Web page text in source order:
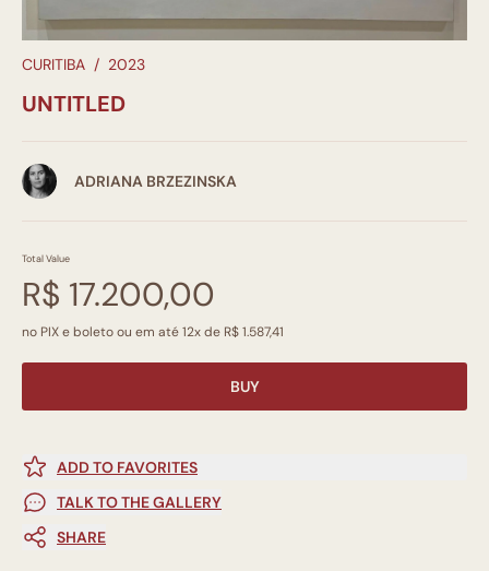
CURITIBA / 2023
UNTITLED
ADRIANA BRZEZINSKA
Total Value
R$ 17.200,00
no PIX e boleto ou em até 12x de R$ 1.587,41
BUY
ADD TO FAVORITES
TALK TO THE GALLERY
SHARE